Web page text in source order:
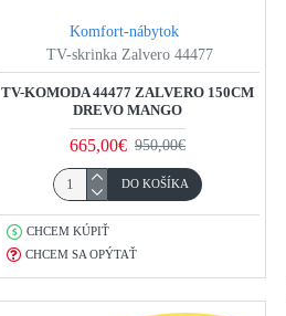
Komfort-nábytok
TV-skrinka Zalvero 44477
TV-KOMODA 44477 ZALVERO 150CM
DREVO MANGO
665,00€ 950,00€
DO KOŠÍKA
CHCEM KÚPIŤ
CHCEM SA OPÝTAŤ